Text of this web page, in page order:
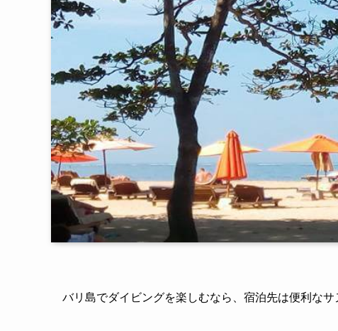
バリ島でダイビングを楽しむなら、宿泊先は便利なサ